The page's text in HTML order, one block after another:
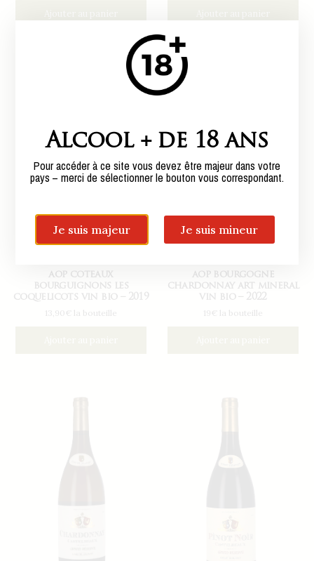
aop coteaux
bourguignons les
coquelicots vin bio – 2019
13,90€ la bouteille
aop bourgogne
chardonnay art mineral
vin bio – 2022
19€ la bouteille
Alcool + de 18 ans
Pour accéder à ce site vous devez être majeur dans votre
pays – merci de sélectionner le bouton vous correspondant.
Je suis majeur Je suis mineur